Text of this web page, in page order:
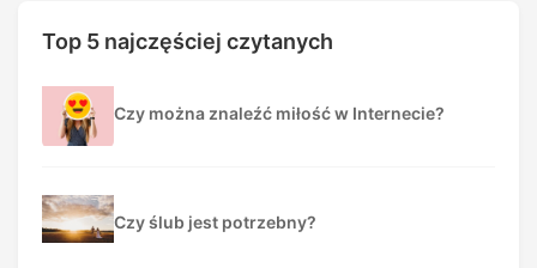
Top 5 najczęściej czytanych
Czy można znaleźć miłość w Internecie?
Czy ślub jest potrzebny?